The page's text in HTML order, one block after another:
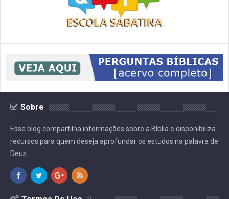
Sobre
Esse blog compartilha informações sobre a Bíblia e disponibiliza
recursos para quem deseja aprofundar os estudos na palavra de
Deus.